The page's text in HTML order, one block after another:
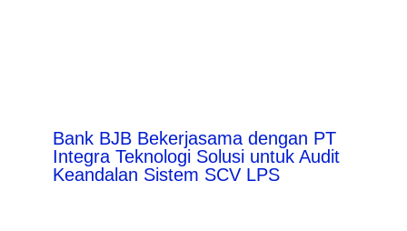
Bank BJB Bekerjasama dengan PT
Integra Teknologi Solusi untuk Audit
Keandalan Sistem SCV LPS